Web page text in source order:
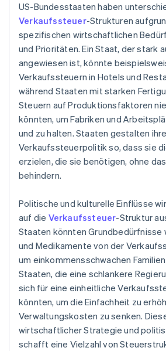
US-Bundesstaaten haben
Verkaufssteuer-Strukturen
spezifischen wirtschaftlichen
und Prioritäten. Ein Staat, der stark
angewiesen ist, könnte
Verkaufssteuern in Hotels und
während Staaten mit starken
Steuern auf Produktionsfaktoren
könnten, um Fabriken und
und zu halten. Staaten gestalten ihre
Verkaufssteuerpolitik so, dass sie
erzielen, die sie benötigen, ohne
behindern.
Politische und kulturelle Einflüsse
auf die Verkaufssteuer-Struktur
Staaten könnten Grundbedürfnisse
und Medikamente von der
um einkommensschwachen
Staaten, die eine schlankere
sich für eine einheitliche
könnten, um die Einfachheit zu
Verwaltungskosten zu senken.
wirtschaftlicher Strategie und
schafft eine Vielzahl von